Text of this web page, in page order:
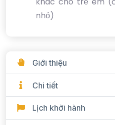
nhỏ)
Giới thiệu
Chi tiết
Lịch khởi hành